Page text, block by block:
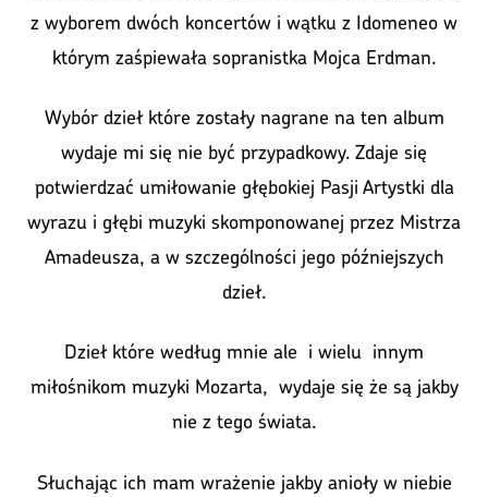
z wyborem dwóch koncertów i wątku z Idomeneo w
którym zaśpiewała sopranistka Mojca Erdman.
Wybór dzieł które zostały nagrane na ten album
wydaje mi się nie być przypadkowy. Zdaje się
potwierdzać umiłowanie głębokiej Pasji Artystki dla
wyrazu i głębi muzyki skomponowanej przez Mistrza
Amadeusza, a w szczególności jego późniejszych
dzieł.
Dzieł które według mnie ale i wielu innym
miłośnikom muzyki Mozarta, wydaje się że są jakby
nie z tego świata.
Słuchając ich mam wrażenie jakby anioły w niebie